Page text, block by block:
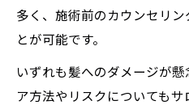
多く、施術前のカウンセリ
とが可能です。
いずれも髪へのダメージが
ア方法やリスクについても